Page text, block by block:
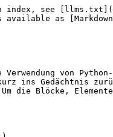
auf plattformspezifische APIs aus der Python-Skriptumgebung. In diesem Abschnitt wird ein Fallbeispiel für Revit behandelt. Zukünftig sollen jedoch weitere Kapitel mit umfassenden Lernprogrammen zur Skripterstellung für andere Plattformen bereitgestellt werden. Darüber hinaus stehen jetzt zahlreiche [IronPython](http://ironpython.net)-Bibliotheken zur Verfügung, die Sie in Dynamo importieren können.

Die folgenden Beispiele zeigen Möglichkeiten zur Implementierung Revit-spezifischer Vorgänge aus Dynamo mit Python. Eine genauere Beschreibung der Beziehung zwischen Python einerseits und Dynamo und Revit andererseits finden Sie auf der [Wiki-Seite zu Dynamo](https://github.com/DynamoDS/Dynamo/wiki/Python-0.6.3-to-0.7.x-Migration). Eine andere nützliche Ressource für Python und Revit ist das [Revit Python Shell](https://github.com/architecture-building-systems/revitpythonshell)-Projekt.

## Übung 1

> Erstellen Sie ein neues Revit-Projekt.
>
> Laden Sie die Beispieldatei herunter, indem Sie auf den folgenden Link klicken.
>
> Eine vollständige Liste der Beispieldateien finden Sie im Anhang.

In diesen Übungen lernen Sie die grundlegenden Python-Skripts in Dynamo für Revit kennen. Dabei liegt das Hauptaugenmerk auf der Verarbeitung von Revit-Dateien und -Elementen sowie